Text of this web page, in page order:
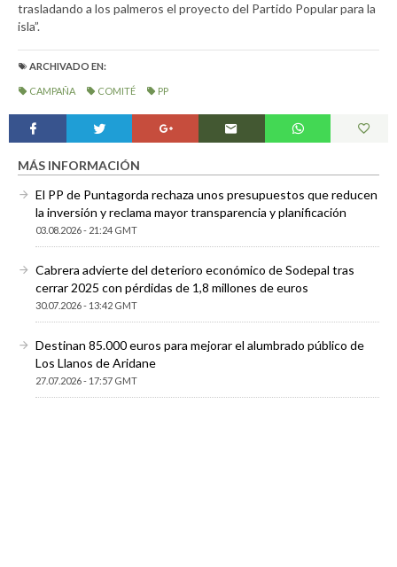
trasladando a los palmeros el proyecto del Partido Popular para la
isla”.
ARCHIVADO EN:
CAMPAÑA COMITÉ PP
MÁS INFORMACIÓN
El PP de Puntagorda rechaza unos presupuestos que reducen
la inversión y reclama mayor transparencia y planificación
03.08.2026 - 21:24 GMT
Cabrera advierte del deterioro económico de Sodepal tras
cerrar 2025 con pérdidas de 1,8 millones de euros
30.07.2026 - 13:42 GMT
Destinan 85.000 euros para mejorar el alumbrado público de
Los Llanos de Aridane
27.07.2026 - 17:57 GMT